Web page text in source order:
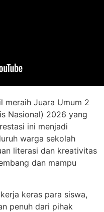
meraih Juara Umum 2
Nasional) 2026 yang
ini menjadi
warga sekolah
literasi dan kreativitas
dan mampu
keras para siswa,
penuh dari pihak